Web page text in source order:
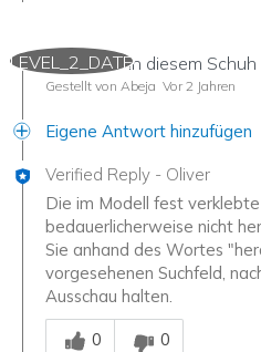
LEVEL_2_DATE
Kann man in diesem
Gestellt von Abeja Vor 2 Jahren
Eigene Antwort hinzufügen
Verified Reply - Oliver
Die im Modell fest
bedauerlicherweise nicht
Sie anhand des Wortes
vorgesehenen Suchfeld,
Ausschau halten.
Mitarbeiter-Gutachter
0
0